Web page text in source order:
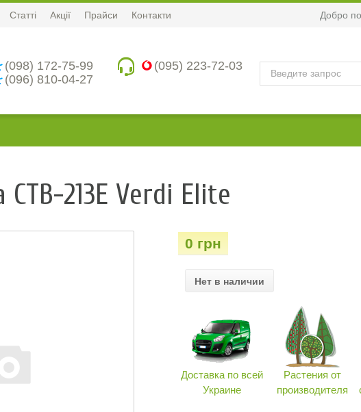
Статті Акції Прайси Контакти Добро
(095) 223-72-03
(098) 172-75-99
(096) 810-04-27
СТВ-213Е Verdi Elite
0 грн
Нет в наличии
Доставка по всей
Украине
Растения от
производителя